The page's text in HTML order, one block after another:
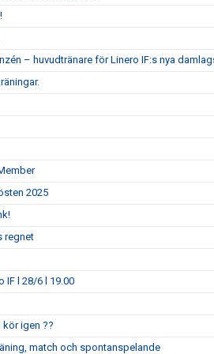
– huvudtränare för Linero IF:s nya
2025
regnet
IF l 28/6 l 19.00
kör igen ??
match och spontanspelande